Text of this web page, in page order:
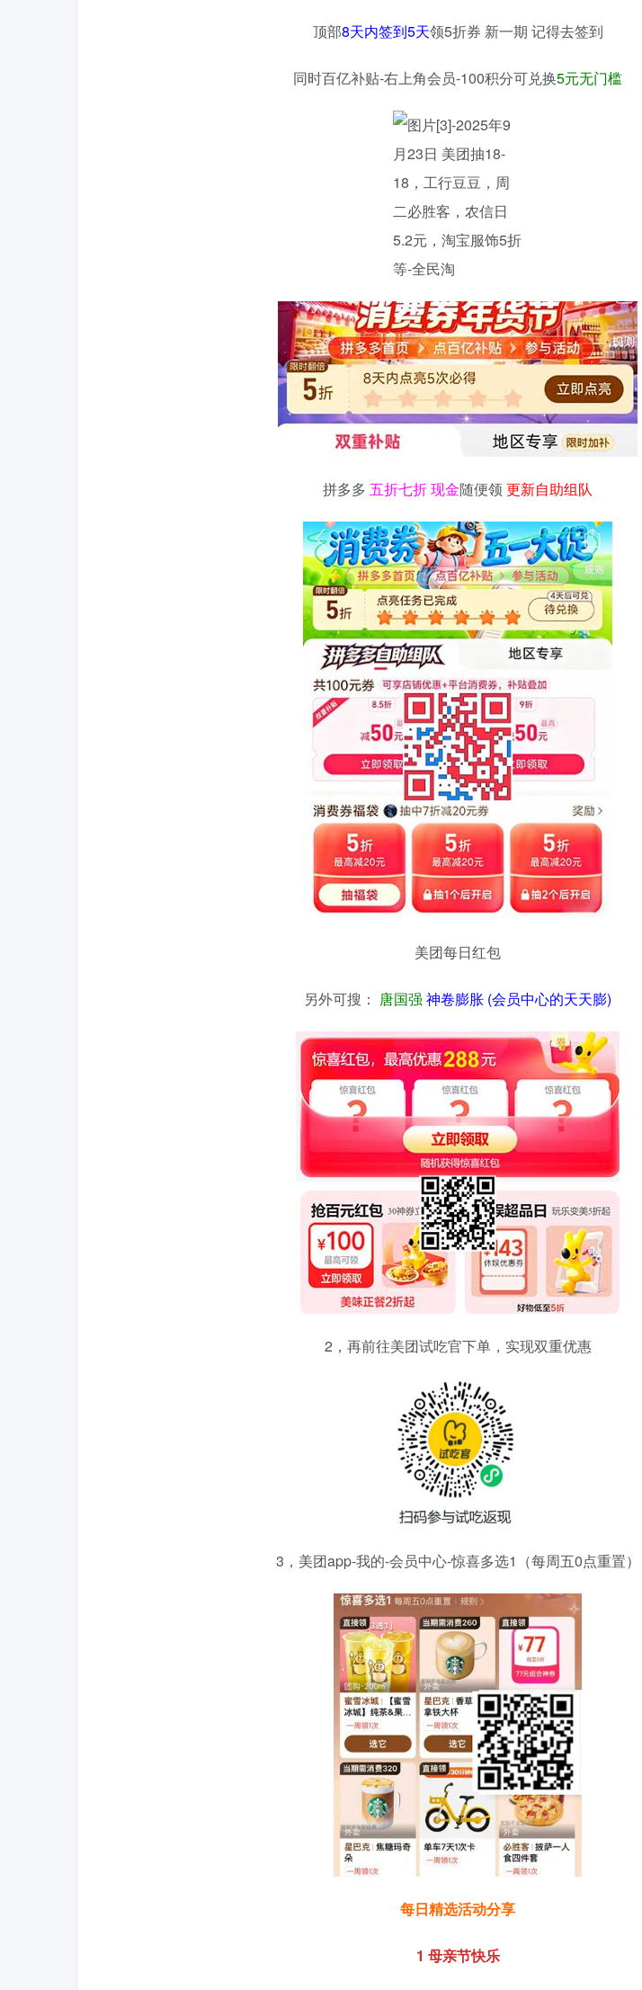
顶部8天内签到5天领5折券 新一期 记得去签到
同时百亿补贴-右上角会员-100积分可兑换5元无门槛
拼多多 五折七折 现金随便领 更新自助组队
美团每日红包
另外可搜： 唐国强 神卷膨胀 (会员中心的天天膨)
2，再前往美团试吃官下单，实现双重优惠
3，美团app-我的-会员中心-惊喜多选1（每周五0点重置）
每日精选活动分享
1 母亲节快乐